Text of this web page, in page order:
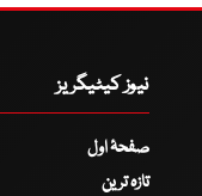
نیوز کیٹیگریز
صفحۂ اول
تازہ ترین